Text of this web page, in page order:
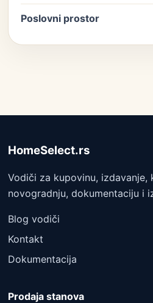
Poslovni prostor
HomeSelect.rs
Vodiči za kupovinu, izdavanje,
novogradnju, dokumentaciju i
Blog vodiči
Kontakt
Dokumentacija
Prodaja stanova